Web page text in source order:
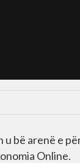
u bë arenë e
Online.